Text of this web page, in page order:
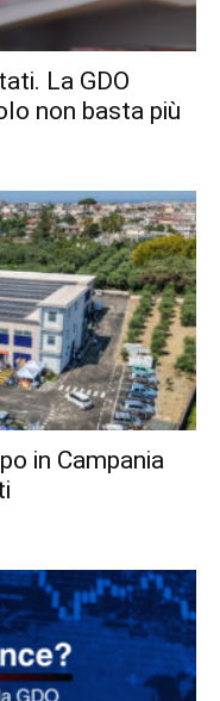
La GDO
non basta più
in Campania